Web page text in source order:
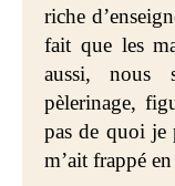
riche
fait que les
aussi, nous
pèlerinage,
pas de quoi je
m’ait frappé